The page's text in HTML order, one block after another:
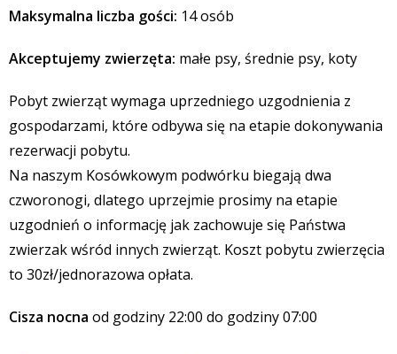
Maksymalna liczba gości: 14 osób
Akceptujemy zwierzęta: małe psy, średnie psy, koty
Pobyt zwierząt wymaga uprzedniego uzgodnienia z
gospodarzami, które odbywa się na etapie dokonywania
rezerwacji pobytu.
Na naszym Kosówkowym podwórku biegają dwa
czworonogi, dlatego uprzejmie prosimy na etapie
uzgodnień o informację jak zachowuje się Państwa
zwierzak wśród innych zwierząt. Koszt pobytu zwierzęcia
to 30zł/jednorazowa opłata.
Cisza nocna od godziny 22:00 do godziny 07:00